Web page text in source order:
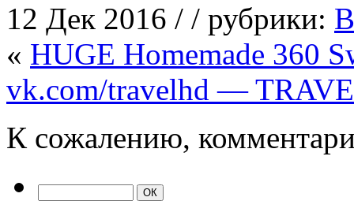
12 Дек 2016 / / рубрики:
« HUGE Homemade 360
vk.com/travelhd —
К сожалению,